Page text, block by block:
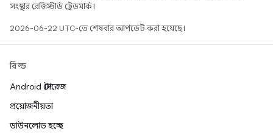
সংস্থার রেজিস্টার্ড ট্রেডমার্ক।
2026-06-22 UTC-তে শেষবার আপডেট করা হয়েছে।
বিল্ড
Android স্টোরেজ
প্রয়োজনীয়তা
ডাউনলোড হচ্ছে